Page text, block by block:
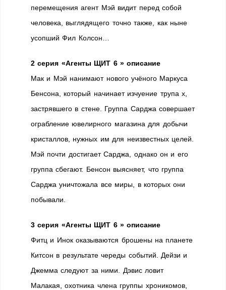
перемещения агент Мэй видит перед собой
человека, выглядящего точно также, как ныне
усопший Фил Колсон…
2 серия «Агенты ЩИТ 6 » описание
Мак и Мэй нанимают нового учёного Маркуса
Бенсона, который начинает изчуение трупа х,
застрявшего в стене. Группа Сарджа совершает
ограбление ювелирного магазина для добычи
кристаллов, нужных им для неизвестных целей.
Мэй почти достигает Сарджа, однако он и его
группа сбегают. Бенсон выясняет, что группа
Сарджа уничтожала все миры, в которых они
побывали.
3 серия «Агенты ЩИТ 6 » описание
Фитц и Инок оказываются брошены на планете
Китсон в результате череды событий. Дейзи и
Джемма следуют за ними. Дэвис ловит
Малакая, охотника члена группы хроникомов,